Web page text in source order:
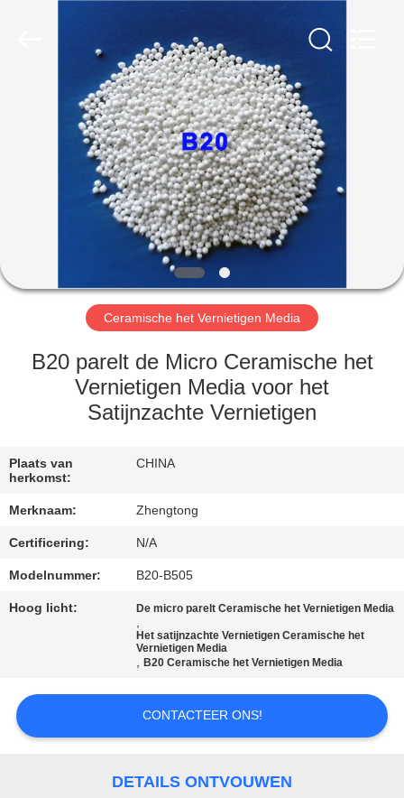
PRODUCTEN
VIDEO'S
ONGEVEER
ONS
FABRIEKSREIS
KWALITEITSCONTROLE
CONTACTEER
NIEUWS
VERZOEK
SITEMAP
PRIVACYBELEID
Ceramische het Vernietigen Media
B20 parelt de Micro Ceramische het
Vernietigen Media voor het
Satijnzachte Vernietigen
Plaats van
herkomst:
CHINA
Merknaam: Zhengtong
Certificering: N/A
Modelnummer: B20-B505
Hoog licht: De micro parelt Ceramische het Vernietigen Media
,
Het satijnzachte Vernietigen Ceramische het
Vernietigen Media
,B20 Ceramische het Vernietigen Media
CONTACTEER ONS!
DETAILS ONTVOUWEN